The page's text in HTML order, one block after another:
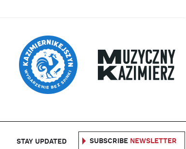
STAY UPDATED SUBSCRIBE NEWSLETTER